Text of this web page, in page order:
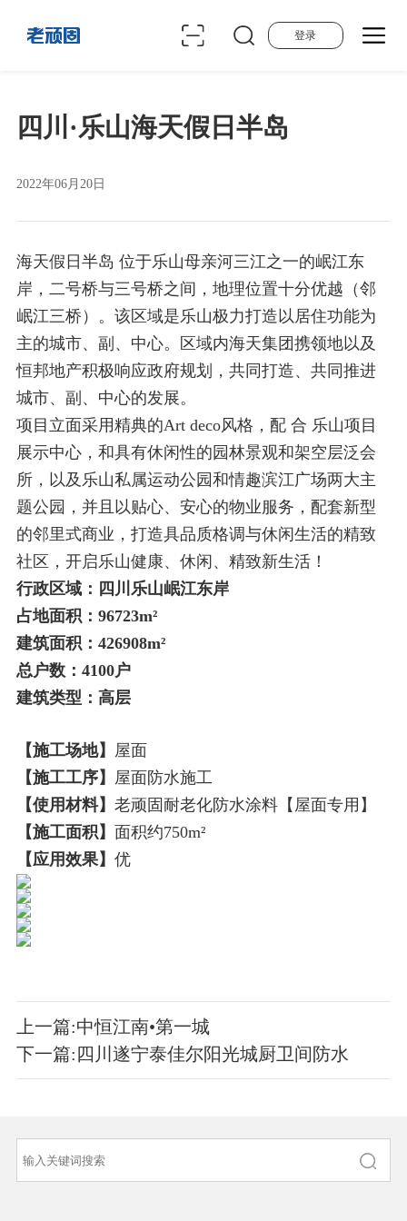
登录
四川·乐山海天假日半岛
2022年06月20日
海天假日半岛 位于乐山母亲河三江之一的岷江东
岸，二号桥与三号桥之间，地理位置十分优越（邻
岷江三桥）。该区域是乐山极力打造以居住功能为
主的城市、副、中心。区域内海天集团携领地以及
恒邦地产积极响应政府规划，共同打造、共同推进
城市、副、中心的发展。
项目立面采用精典的Art deco风格，配 合 乐山项目
展示中心，和具有休闲性的园林景观和架空层泛会
所，以及乐山私属运动公园和情趣滨江广场两大主
题公园，并且以贴心、安心的物业服务，配套新型
的邻里式商业，打造具品质格调与休闲生活的精致
社区，开启乐山健康、休闲、精致新生活！
行政区域：四川乐山岷江东岸
占地面积：96723m²
建筑面积：426908m²
总户数：4100户
建筑类型：高层
【施工场地】 屋面
【施工工序】 屋面防水施工
【使用材料】 老顽固耐老化防水涂料【屋面专用】
【施工面积】 面积约750m²
【应用效果】 优
上一篇:中恒江南•第一城
下一篇:四川遂宁泰佳尔阳光城厨卫间防水